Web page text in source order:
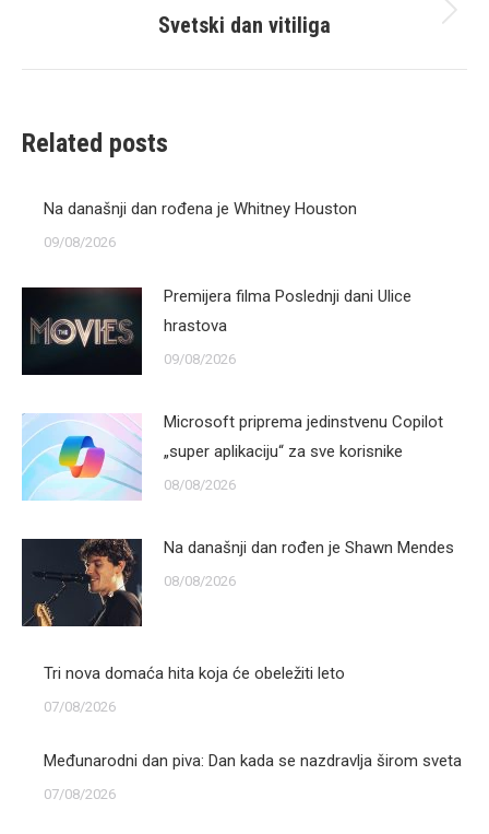
Next
Svetski dan vitiliga
Related posts
Na današnji dan rođena je Whitney Houston
09/08/2026
Premijera filma Poslednji dani Ulice
hrastova
09/08/2026
Microsoft priprema jedinstvenu Copilot
„super aplikaciju“ za sve korisnike
08/08/2026
Na današnji dan rođen je Shawn Mendes
08/08/2026
Tri nova domaća hita koja će obeležiti leto
07/08/2026
Međunarodni dan piva: Dan kada se nazdravlja širom sveta
07/08/2026